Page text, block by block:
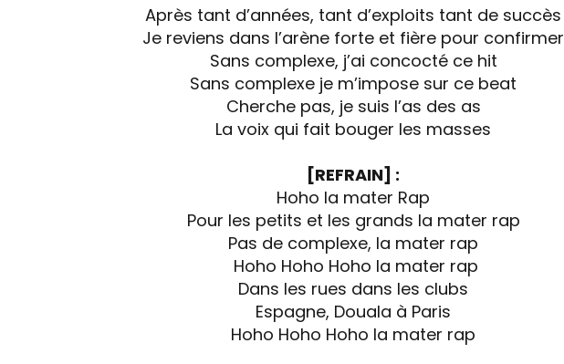
Après tant d’années, tant d’exploits tant de succès
Je reviens dans l’arène forte et fière pour confirmer
Sans complexe, j’ai concocté ce hit
Sans complexe je m’impose sur ce beat
Cherche pas, je suis l’as des as
La voix qui fait bouger les masses
[REFRAIN] :
Hoho la mater Rap
Pour les petits et les grands la mater rap
Pas de complexe, la mater rap
Hoho Hoho Hoho la mater rap
Dans les rues dans les clubs
Espagne, Douala à Paris
Hoho Hoho Hoho la mater rap